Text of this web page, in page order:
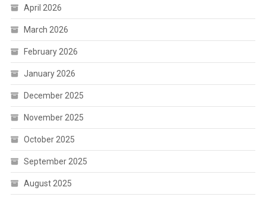
April 2026
March 2026
February 2026
January 2026
December 2025
November 2025
October 2025
September 2025
August 2025